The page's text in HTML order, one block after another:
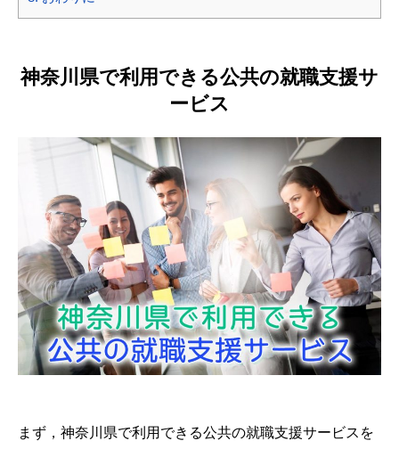
神奈川県で利用できる公共の就職支援サ
ービス
まず，神奈川県で利用できる公共の就職支援サービスを